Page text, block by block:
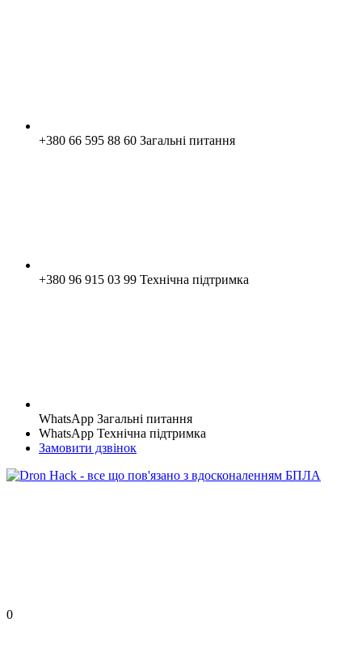
+380 66 595 88 60 Загальні питання
+380 96 915 03 99 Технічна підтримка
WhatsApp Загальні питання
WhatsApp Технічна підтримка
Замовити дзвінок
0